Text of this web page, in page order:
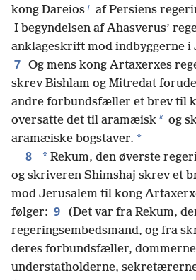
kong Dareios j af Persiens
I begyndelsen af Ahasverus’
anklageskrift mod indbyggerne i
7 Og mens kong Artaxerxes
skrev Bishlam og Mitredat
andre forbundsfæller et brev til
oversatte det til aramæisk k og
aramæiske bogstaver. *
8 * Rekum, den øverste
og skriveren Shimshaj skrev et
mod Jerusalem til kong
følger: 9
(Det var fra Rekum,
regeringsembedsmand, og fra
deres forbundsfæller,
understatholderne,